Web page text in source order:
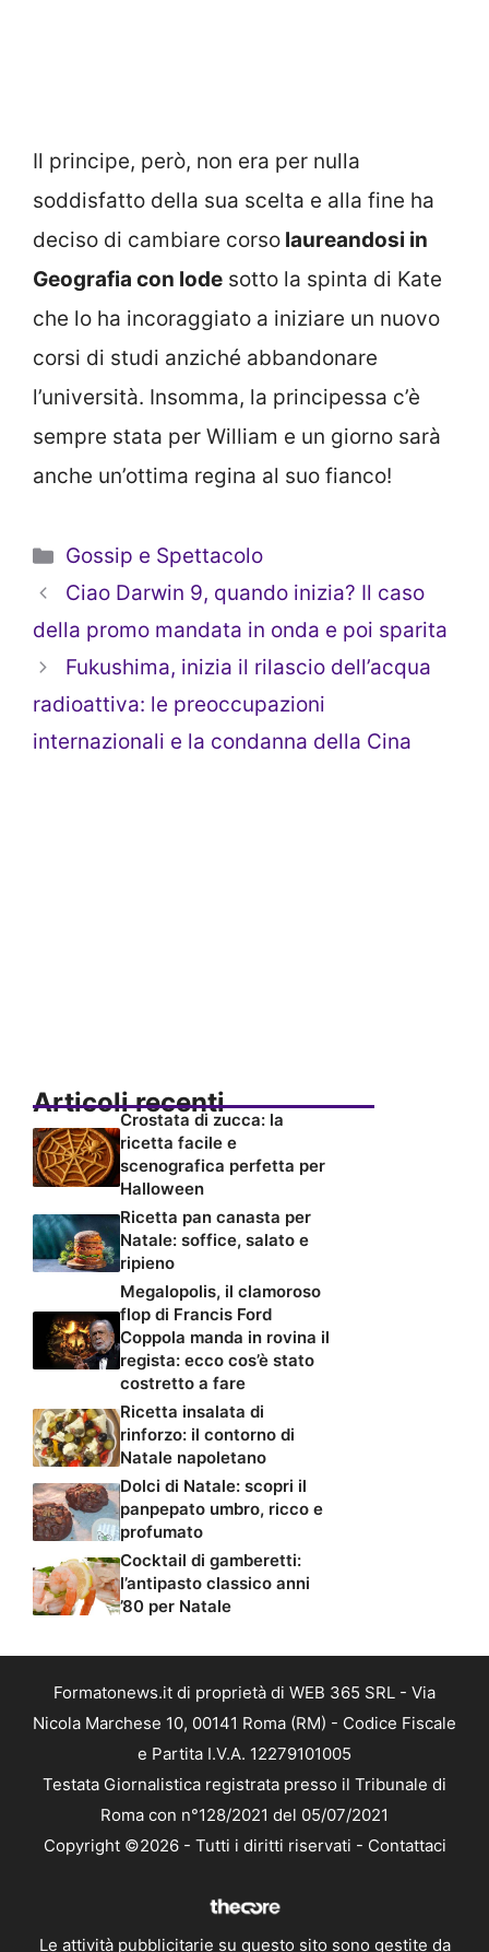
Il principe, però, non era per nulla
soddisfatto della sua scelta e alla fine ha
deciso di cambiare corso laureandosi in
Geografia con lode sotto la spinta di Kate
che lo ha incoraggiato a iniziare un nuovo
corsi di studi anziché abbandonare
l’università. Insomma, la principessa c’è
sempre stata per William e un giorno sarà
anche un’ottima regina al suo fianco!
Categorie
Gossip e Spettacolo
Ciao Darwin 9, quando inizia? Il caso
della promo mandata in onda e poi sparita
Fukushima, inizia il rilascio dell’acqua
radioattiva: le preoccupazioni
internazionali e la condanna della Cina
Articoli recenti
Crostata di zucca: la
ricetta facile e
scenografica perfetta per
Halloween
Ricetta pan canasta per
Natale: soffice, salato e
ripieno
Megalopolis, il clamoroso
flop di Francis Ford
Coppola manda in rovina il
regista: ecco cos’è stato
costretto a fare
Ricetta insalata di
rinforzo: il contorno di
Natale napoletano
Dolci di Natale: scopri il
panpepato umbro, ricco e
profumato
Cocktail di gamberetti:
l’antipasto classico anni
’80 per Natale
Formatonews.it di proprietà di WEB 365 SRL - Via
Nicola Marchese 10, 00141 Roma (RM) - Codice Fiscale
e Partita I.V.A. 12279101005
Testata Giornalistica registrata presso il Tribunale di
Roma con n°128/2021 del 05/07/2021
Copyright ©2026 - Tutti i diritti riservati - Contattaci
Le attività pubblicitarie su questo sito sono gestite da